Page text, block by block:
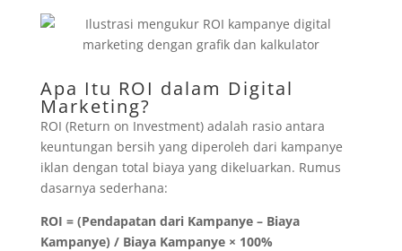
Apa Itu ROI dalam Digital
Marketing?
ROI (Return on Investment) adalah rasio antara
keuntungan bersih yang diperoleh dari kampanye
iklan dengan total biaya yang dikeluarkan. Rumus
dasarnya sederhana:
ROI = (Pendapatan dari Kampanye – Biaya
Kampanye) / Biaya Kampanye × 100%